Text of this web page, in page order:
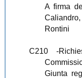
A firma
Rontini
C210 -
Giunta